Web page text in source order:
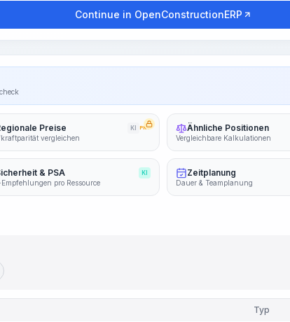
Continue in OpenConstructionERP
Preise KI PRO
vergleichen
Ähnliche Positionen
Vergleichbare Kalkulationen
& PSA KI
Empfehlungen pro Ressource
Zeitplanung
Dauer & Teamplanung
Typ